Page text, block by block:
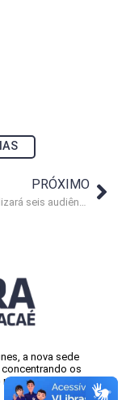
PRÓXIMO
a nova sede
os
espaço e